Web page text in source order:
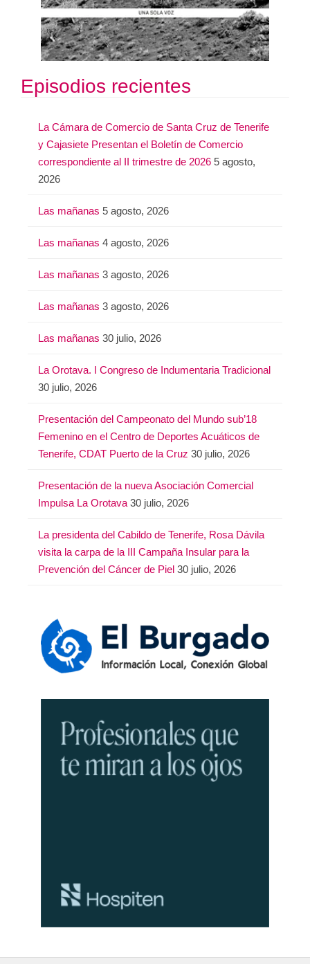
Episodios recientes
La Cámara de Comercio de Santa Cruz de Tenerife
y Cajasiete Presentan el Boletín de Comercio
correspondiente al II trimestre de 2026 5 agosto,
2026
Las mañanas 5 agosto, 2026
Las mañanas 4 agosto, 2026
Las mañanas 3 agosto, 2026
Las mañanas 3 agosto, 2026
Las mañanas 30 julio, 2026
La Orotava. I Congreso de Indumentaria Tradicional
30 julio, 2026
Presentación del Campeonato del Mundo sub’18
Femenino en el Centro de Deportes Acuáticos de
Tenerife, CDAT Puerto de la Cruz 30 julio, 2026
Presentación de la nueva Asociación Comercial
Impulsa La Orotava 30 julio, 2026
La presidenta del Cabildo de Tenerife, Rosa Dávila
visita la carpa de la III Campaña Insular para la
Prevención del Cáncer de Piel 30 julio, 2026